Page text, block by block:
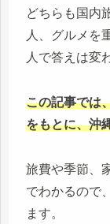
どちらも国内
人、グルメを
人で答えは変
この記事では
をもとに、沖
旅費や季節、
でわかるので
ます。